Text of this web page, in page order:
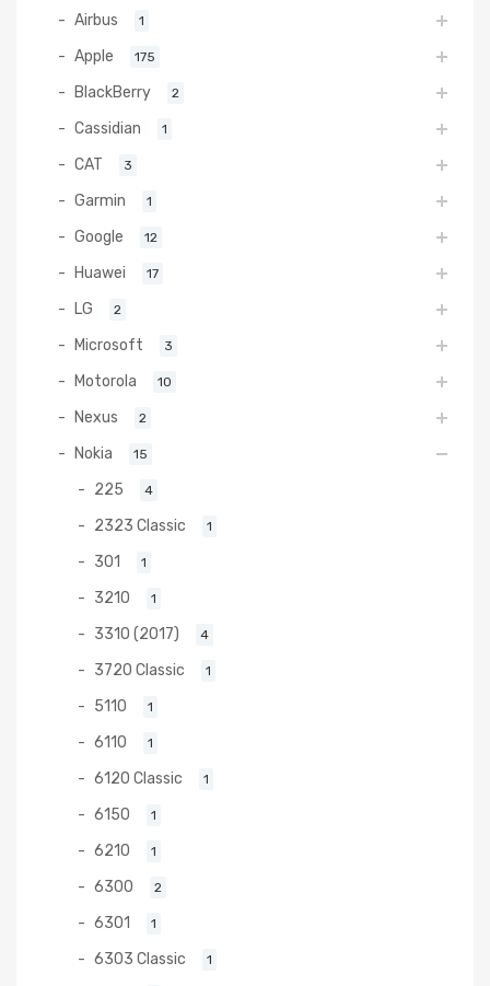
Airbus 1
Apple 175
BlackBerry 2
Cassidian 1
CAT 3
Garmin 1
Google 12
Huawei 17
LG 2
Microsoft 3
Motorola 10
Nexus 2
Nokia 15
225 4
2323 Classic 1
301 1
3210 1
3310 (2017) 4
3720 Classic 1
5110 1
6110 1
6120 Classic 1
6150 1
6210 1
6300 2
6301 1
6303 Classic 1